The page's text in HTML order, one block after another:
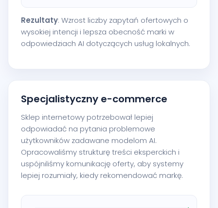
Rezultaty: Wzrost liczby zapytań ofertowych o
wysokiej intencji i lepsza obecność marki w
odpowiedziach AI dotyczących usług lokalnych.
Specjalistyczny e-commerce
Sklep internetowy potrzebował lepiej
odpowiadać na pytania problemowe
użytkowników zadawane modelom AI.
Opracowaliśmy strukturę treści eksperckich i
uspójniliśmy komunikację oferty, aby systemy
lepiej rozumiały, kiedy rekomendować markę.